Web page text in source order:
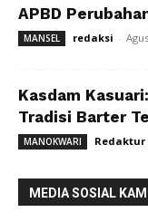
APBD
MANSEL redaksi -
Kasdam
Tradisi Barter
MANOKWARI Redaktur
MEDIA SOSIAL KAMI